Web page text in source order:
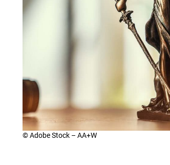
© Adobe Stock – AA+W